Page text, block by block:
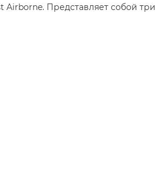
Airborne. Представляет собой